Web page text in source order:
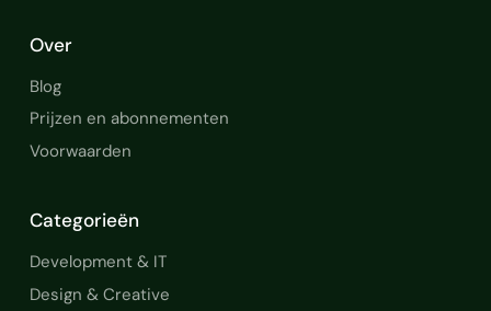
Over
Blog
Prijzen en abonnementen
Voorwaarden
Categorieën
Development & IT
Design & Creative